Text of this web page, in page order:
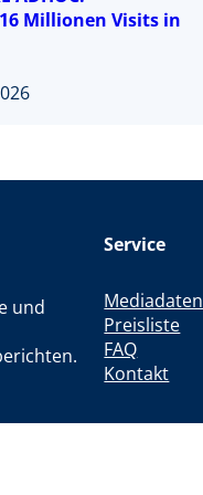
Millionen Visits in
und
Service
Mediadaten
Preisliste
FAQ
Kontakt